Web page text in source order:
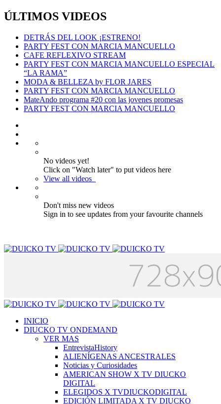
ÚLTIMOS VIDEOS
DETRÁS DEL LOOK ¡ESTRENO!
PARTY FEST CON MARCIA MANCUELLO
CAFE REFLEXIVO STREAM
PARTY FEST CON MARCIA MANCUELLO ESPECIAL
“LA RAMA”
MODA & BELLEZA by FLOR JARES
PARTY FEST CON MARCIA MANCUELLO
MateAndo programa #20 con las jovenes promesas
PARTY FEST CON MARCIA MANCUELLO
No videos yet!
Click on "Watch later" to put videos here
View all videos
Don't miss new videos
Sign in to see updates from your favourite channels
INICIO
DIUCKO TV ONDEMAND
VER MAS
EntrevistaHistory
ALIENÍGENAS ANCESTRALES
Noticias y Curiosidades
AMERICAN SHOW X TV DIUCKO
DIGITAL
ELEGIDOS X TVDIUCKODIGITAL
EDICIÓN LIMITADA X TV DIUCKO